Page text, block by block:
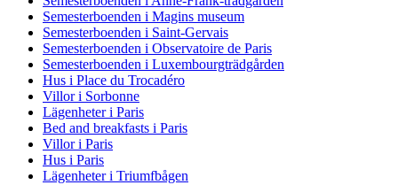
Semesterboenden i Magins museum
Semesterboenden i Saint-Gervais
Semesterboenden i Observatoire de Paris
Semesterboenden i Luxembourgträdgården
Hus i Place du Trocadéro
Villor i Sorbonne
Lägenheter i Paris
Bed and breakfasts i Paris
Villor i Paris
Hus i Paris
Lägenheter i Triumfbågen